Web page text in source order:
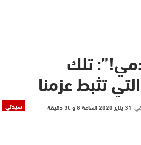
تلك
تثبط عزمنا
سيدتي 31 يناير 2020 الساعة 8 و 30 دقيقة